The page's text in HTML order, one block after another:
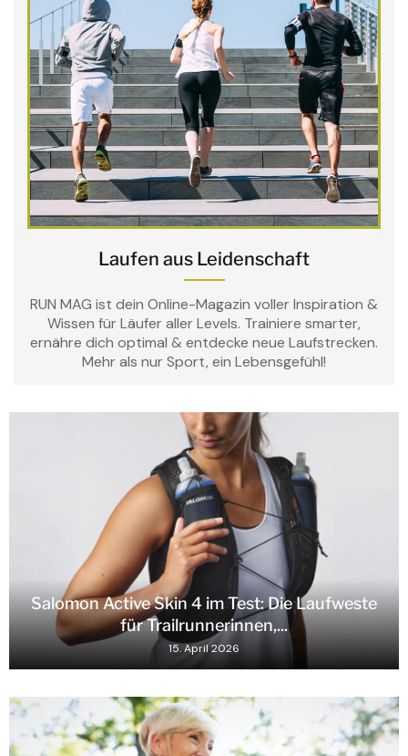
Laufen aus Leidenschaft
RUN MAG ist dein Online-Magazin voller Inspiration &
Wissen für Läufer aller Levels. Trainiere smarter,
ernähre dich optimal & entdecke neue Laufstrecken.
Mehr als nur Sport, ein Lebensgefühl!
Salomon Active Skin 4 im Test: Die Laufweste
für Trailrunnerinnen,...
15. April 2026